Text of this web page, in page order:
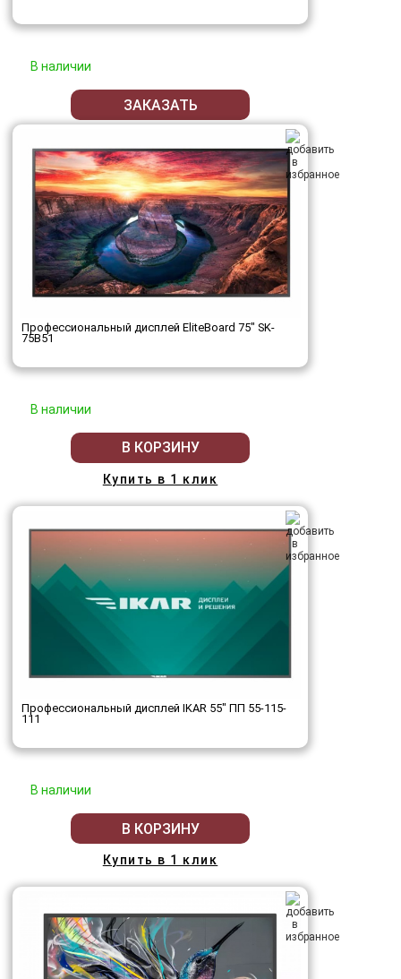
В наличии
ЗАКАЗАТЬ
Профессиональный дисплей EliteBoard 75" SK-
75B51
В наличии
В КОРЗИНУ
Купить в 1 клик
Профессиональный дисплей IKAR 55" ПП 55-115-
111
В наличии
В КОРЗИНУ
Купить в 1 клик